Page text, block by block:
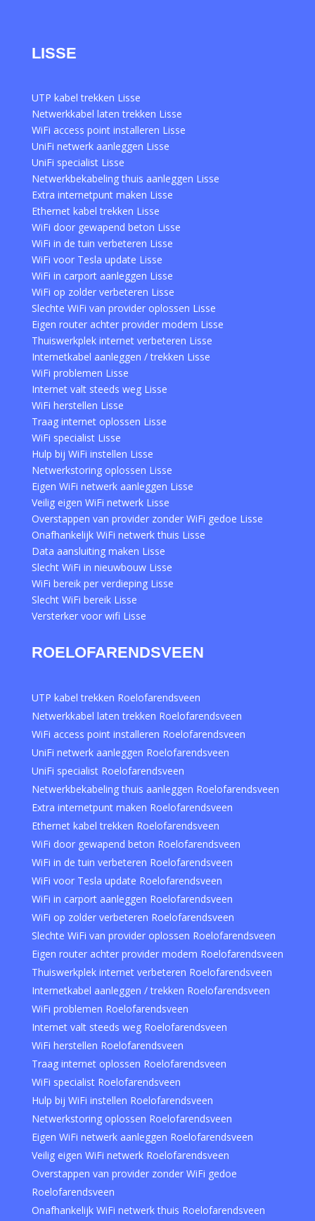
LISSE
UTP kabel trekken Lisse
Netwerkkabel laten trekken Lisse
WiFi access point installeren Lisse
UniFi netwerk aanleggen Lisse
UniFi specialist Lisse
Netwerkbekabeling thuis aanleggen Lisse
Extra internetpunt maken Lisse
Ethernet kabel trekken Lisse
WiFi door gewapend beton Lisse
WiFi in de tuin verbeteren Lisse
WiFi voor Tesla update Lisse
WiFi in carport aanleggen Lisse
WiFi op zolder verbeteren Lisse
Slechte WiFi van provider oplossen Lisse
Eigen router achter provider modem Lisse
Thuiswerkplek internet verbeteren Lisse
Internetkabel aanleggen / trekken Lisse
WiFi problemen Lisse
Internet valt steeds weg Lisse
WiFi herstellen Lisse
Traag internet oplossen Lisse
WiFi specialist Lisse
Hulp bij WiFi instellen Lisse
Netwerkstoring oplossen Lisse
Eigen WiFi netwerk aanleggen Lisse
Veilig eigen WiFi netwerk Lisse
Overstappen van provider zonder WiFi gedoe Lisse
Onafhankelijk WiFi netwerk thuis Lisse
Data aansluiting maken Lisse
Slecht WiFi in nieuwbouw Lisse
WiFi bereik per verdieping Lisse
Slecht WiFi bereik Lisse
Versterker voor wifi Lisse
ROELOFARENDSVEEN
UTP kabel trekken Roelofarendsveen
Netwerkkabel laten trekken Roelofarendsveen
WiFi access point installeren Roelofarendsveen
UniFi netwerk aanleggen Roelofarendsveen
UniFi specialist Roelofarendsveen
Netwerkbekabeling thuis aanleggen Roelofarendsveen
Extra internetpunt maken Roelofarendsveen
Ethernet kabel trekken Roelofarendsveen
WiFi door gewapend beton Roelofarendsveen
WiFi in de tuin verbeteren Roelofarendsveen
WiFi voor Tesla update Roelofarendsveen
WiFi in carport aanleggen Roelofarendsveen
WiFi op zolder verbeteren Roelofarendsveen
Slechte WiFi van provider oplossen Roelofarendsveen
Eigen router achter provider modem Roelofarendsveen
Thuiswerkplek internet verbeteren Roelofarendsveen
Internetkabel aanleggen / trekken Roelofarendsveen
WiFi problemen Roelofarendsveen
Internet valt steeds weg Roelofarendsveen
WiFi herstellen Roelofarendsveen
Traag internet oplossen Roelofarendsveen
WiFi specialist Roelofarendsveen
Hulp bij WiFi instellen Roelofarendsveen
Netwerkstoring oplossen Roelofarendsveen
Eigen WiFi netwerk aanleggen Roelofarendsveen
Veilig eigen WiFi netwerk Roelofarendsveen
Overstappen van provider zonder WiFi gedoe
Roelofarendsveen
Onafhankelijk WiFi netwerk thuis Roelofarendsveen